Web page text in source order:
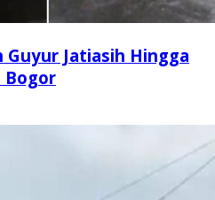
Guyur Jatiasih Hingga
Bogor